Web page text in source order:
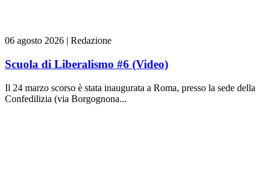
06 agosto 2026 | Redazione
Scuola di Liberalismo #6 (Video)
Il 24 marzo scorso è stata inaugurata a Roma, presso la sede della
Confedilizia (via Borgognona...